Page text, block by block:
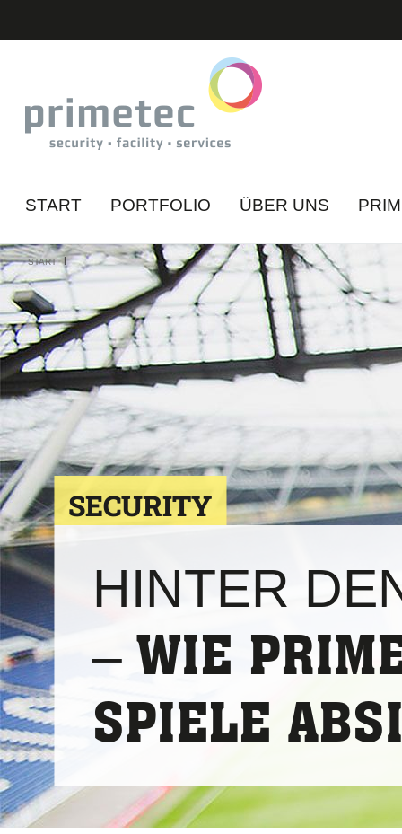
START PORTFOLIO ÜBER UNS
START |
SECURITY
HINTER
–WIE
SPIELE